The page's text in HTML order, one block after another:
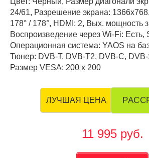
24/61, Разрешение экрана:
178° / 178°, HDMI: 2, Вых. мощность
Воспроизведение через Wi-Fi: Есть,
Операционная система: YAOS на
Тюнер: DVB-T, DVB-T2, DVB-C,
Размер VESA: 200 х 200
ЛУЧШАЯ ЦЕНА
11 995 руб.